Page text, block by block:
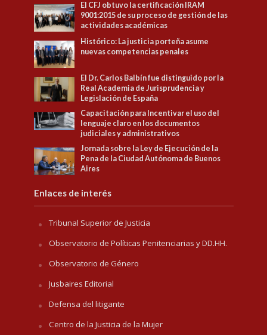
El CFJ obtuvo la certificación IRAM
9001:2015 de su proceso de gestión de las
actividades académicas
Histórico: La justicia porteña asume
nuevas competencias penales
El Dr. Carlos Balbín fue distinguido por la
Real Academia de Jurisprudencia y
Legislación de España
Capacitación para Incentivar el uso del
lenguaje claro en los documentos
judiciales y administrativos
Jornada sobre la Ley de Ejecución de la
Pena de la Ciudad Autónoma de Buenos
Aires
Enlaces de interés
Tribunal Superior de Justicia
Observatorio de Políticas Penitenciarias y DD.HH.
Observatorio de Género
Jusbaires Editorial
Defensa del litigante
Centro de la Justicia de la Mujer